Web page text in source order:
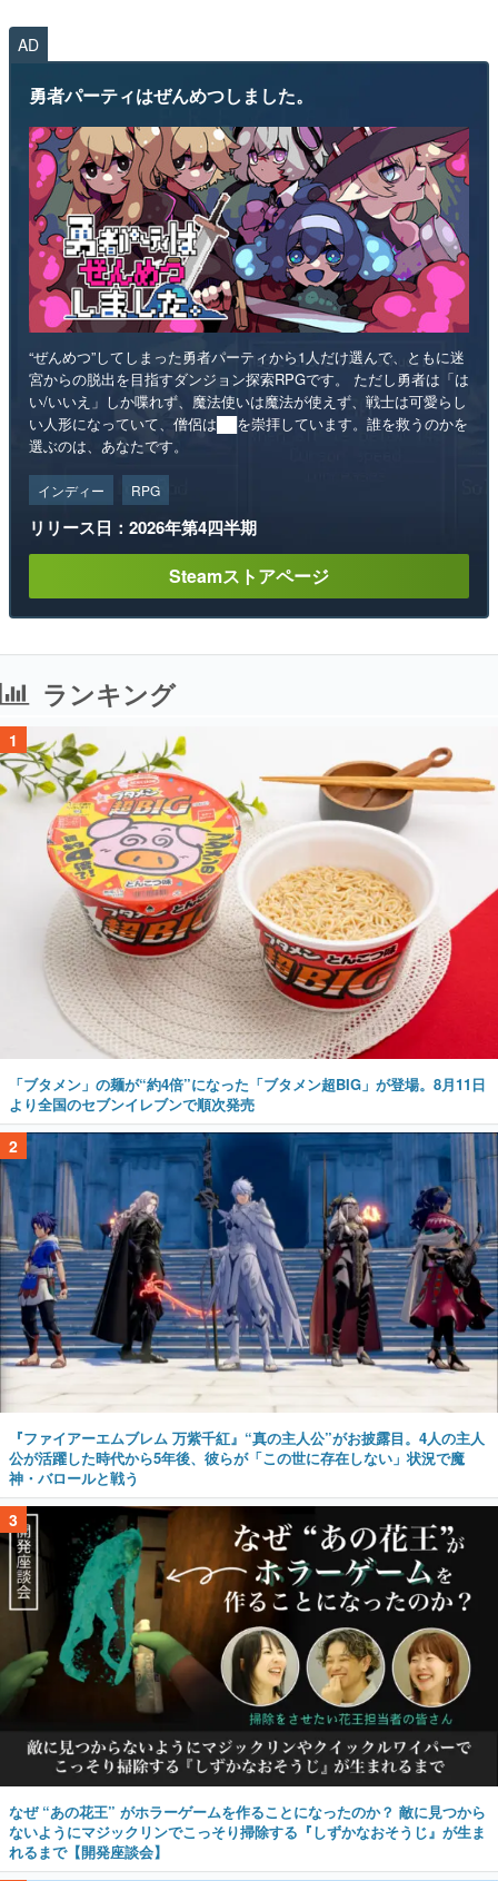
AD
勇者パーティはぜんめつしました。
“ぜんめつ”してしまった勇者パーティから1人だけ選んで、ともに迷
宮からの脱出を目指すダンジョン探索RPGです。 ただし勇者は「は
い/いいえ」しか喋れず、魔法使いは魔法が使えず、戦士は可愛らし
い人形になっていて、僧侶は██を崇拝しています。誰を救うのかを
選ぶのは、あなたです。
インディー RPG
リリース日：2026年第4四半期
Steamストアページ
ランキング
1
「ブタメン」の麺が“約4倍”になった「ブタメン超BIG」が登場。8月11日
より全国のセブンイレブンで順次発売
2
『ファイアーエムブレム 万紫千紅』“真の主人公”がお披露目。4人の主人
公が活躍した時代から5年後、彼らが「この世に存在しない」状況で魔
神・バロールと戦う
3
なぜ “あの花王” がホラーゲームを作ることになったのか？ 敵に見つから
ないようにマジックリンでこっそり掃除する『しずかなおそうじ』が生ま
れるまで【開発座談会】